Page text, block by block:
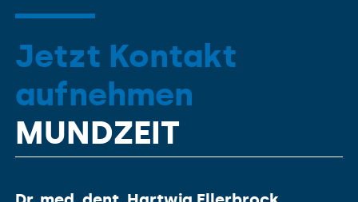
Jetzt Kontakt
aufnehmen
MUNDZEIT